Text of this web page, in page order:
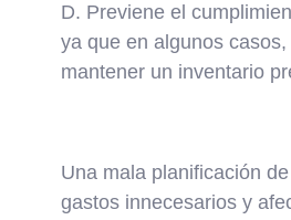
D. Previene el
ya que en algunos
mantener un inventario
Una mala planificación
gastos innecesarios y